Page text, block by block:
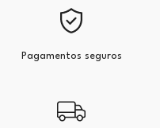
Pagamentos seguros